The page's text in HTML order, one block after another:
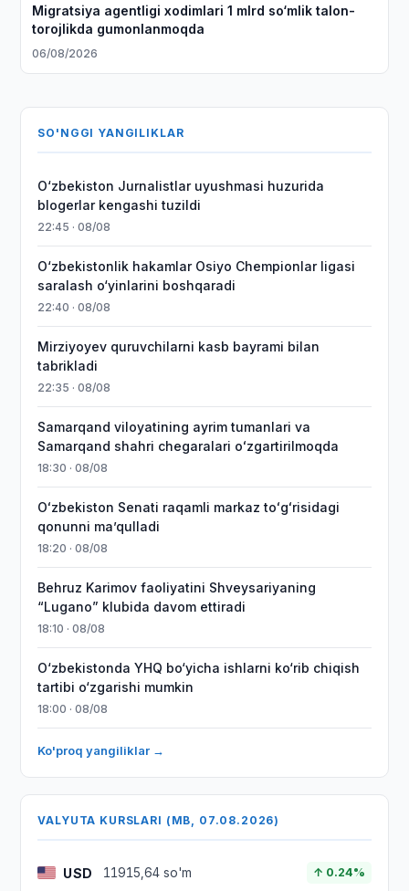
Migratsiya agentligi xodimlari 1 mlrd so‘mlik talon-
torojlikda gumonlanmoqda
06/08/2026
SO'NGGI YANGILIKLAR
O‘zbekiston Jurnalistlar uyushmasi huzurida
blogerlar kengashi tuzildi
22:45 · 08/08
O‘zbekistonlik hakamlar Osiyo Chempionlar ligasi
saralash o‘yinlarini boshqaradi
22:40 · 08/08
Mirziyoyev quruvchilarni kasb bayrami bilan
tabrikladi
22:35 · 08/08
Samarqand viloyatining ayrim tumanlari va
Samarqand shahri chegaralari oʻzgartirilmoqda
18:30 · 08/08
Oʻzbekiston Senati raqamli markaz toʻgʻrisidagi
qonunni maʼqulladi
18:20 · 08/08
Behruz Karimov faoliyatini Shveysariyaning
“Lugano” klubida davom ettiradi
18:10 · 08/08
O‘zbekistonda YHQ bo‘yicha ishlarni ko‘rib chiqish
tartibi o‘zgarishi mumkin
18:00 · 08/08
Ko'proq yangiliklar →
VALYUTA KURSLARI (MB, 07.08.2026)
USD 11915,64 so'm ↑ 0.24%